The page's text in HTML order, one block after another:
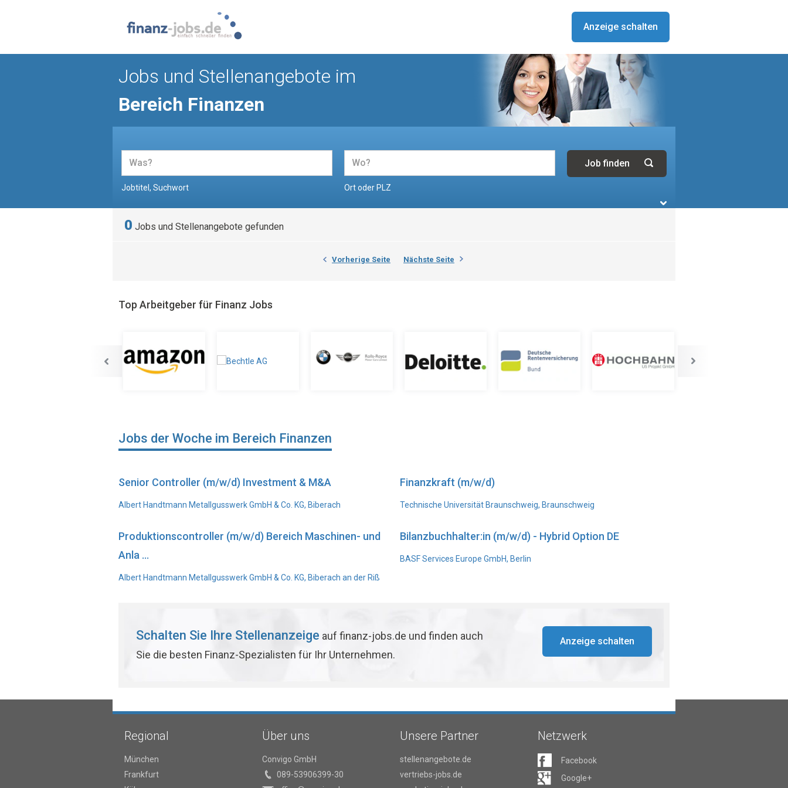
Anzeige schalten
Jobs und Stellenangebote im
Bereich Finanzen
Jobtitel, Suchwort Ort oder PLZ
0 Jobs und Stellenangebote gefunden
Vorherige Seite Nächste Seite
Top Arbeitgeber für Finanz Jobs
Jobs der Woche im Bereich Finanzen
Senior Controller (m/w/d) Investment & M&A
Albert Handtmann Metallgusswerk GmbH & Co. KG, Biberach
Finanzkraft (m/w/d)
Technische Universität Braunschweig, Braunschweig
Produktionscontroller (m/w/d) Bereich Maschinen- und
Anla ...
Albert Handtmann Metallgusswerk GmbH & Co. KG, Biberach an der Riß
Bilanzbuchhalter:in (m/w/d) - Hybrid Option DE
BASF Services Europe GmbH, Berlin
Schalten Sie Ihre Stellenanzeige auf finanz-jobs.de und finden auch
Sie die besten Finanz-Spezialisten für Ihr Unternehmen.
Anzeige schalten
Regional
München
Frankfurt
Über uns
Convigo GmbH
089-53906399-30
Unsere Partner
stellenangebote.de
vertriebs-jobs.de
Netzwerk
Facebook
Google+